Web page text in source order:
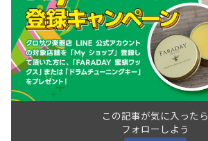
この記事が気に入ったら
フォローしよう